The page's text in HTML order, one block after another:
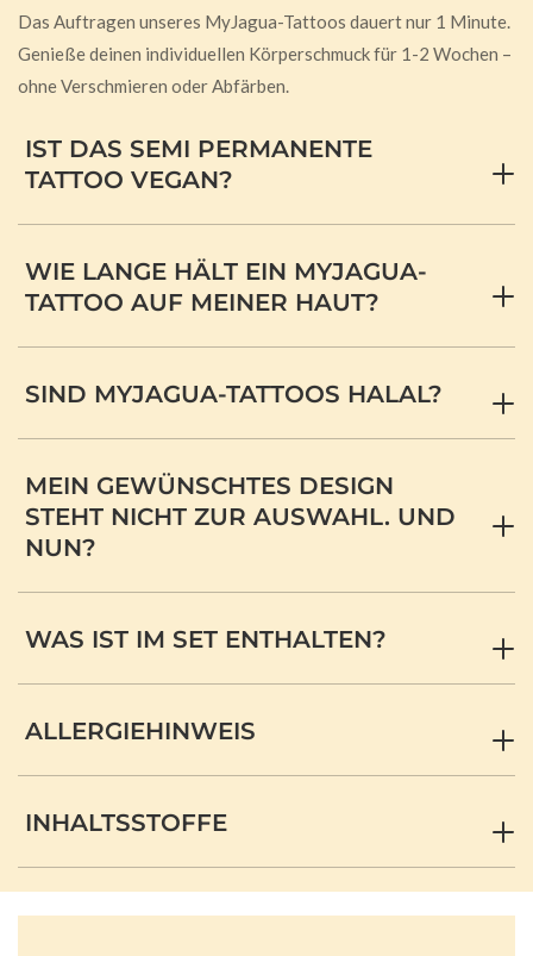
Das Auftragen unseres MyJagua-Tattoos dauert nur 1 Minute.
Genieße deinen individuellen Körperschmuck für 1-2 Wochen –
ohne Verschmieren oder Abfärben.
IST DAS SEMI PERMANENTE
TATTOO VEGAN?
WIE LANGE HÄLT EIN MYJAGUA-
TATTOO AUF MEINER HAUT?
SIND MYJAGUA-TATTOOS HALAL?
MEIN GEWÜNSCHTES DESIGN
STEHT NICHT ZUR AUSWAHL. UND
NUN?
WAS IST IM SET ENTHALTEN?
ALLERGIEHINWEIS
INHALTSSTOFFE